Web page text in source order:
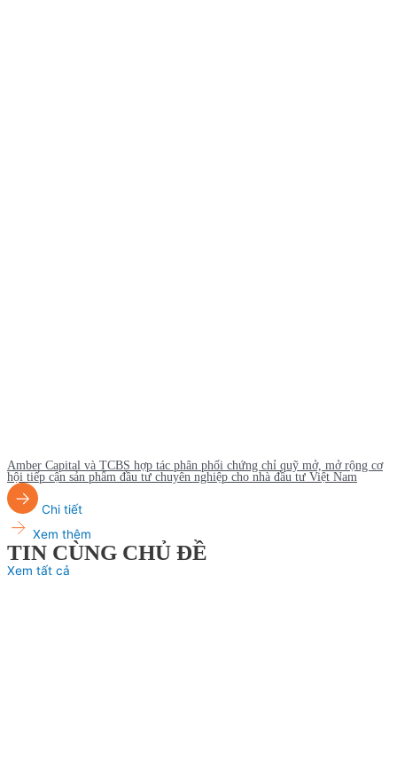
Amber Capital và TCBS hợp tác phân phối chứng chỉ quỹ mở, mở rộng cơ
hội tiếp cận sản phẩm đầu tư chuyên nghiệp cho nhà đầu tư Việt Nam
Chi tiết
Xem thêm
TIN CÙNG CHỦ ĐỀ
Xem tất cả